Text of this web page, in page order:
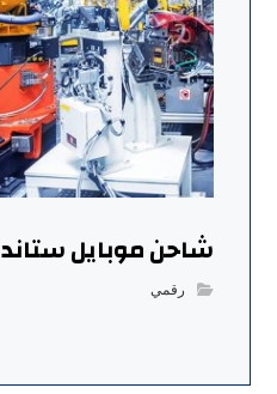
شاحن موبايل ستاند
رقمي